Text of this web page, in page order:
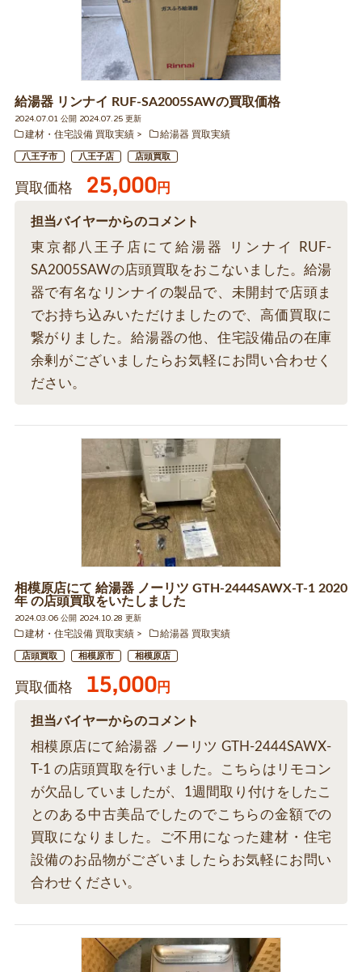
給湯器 リンナイ RUF-SA2005SAWの買取価格
2024.07.01 公開 2024.07.25 更新
建材・住宅設備 買取実績
給湯器 買取実績
八王子市 八王子店 店頭買取
買取価格 25,000円
担当バイヤーからのコメント
東京都八王子店にて給湯器 リンナイ RUF-
SA2005SAWの店頭買取をおこないました。給湯
器で有名なリンナイの製品で、未開封で店頭ま
でお持ち込みいただけましたので、高価買取に
繋がりました。給湯器の他、住宅設備品の在庫
余剰がございましたらお気軽にお問い合わせく
ださい。
相模原店にて 給湯器 ノーリツ GTH-2444SAWX-T-1 2020
年 の店頭買取をいたしました
2024.03.06 公開 2024.10.28 更新
建材・住宅設備 買取実績
給湯器 買取実績
店頭買取 相模原市 相模原店
買取価格 15,000円
担当バイヤーからのコメント
相模原店にて給湯器 ノーリツ GTH-2444SAWX-
T-1 の店頭買取を行いました。こちらはリモコン
が欠品していましたが、1週間取り付けをしたこ
とのある中古美品でしたのでこちらの金額での
買取になりました。ご不用になった建材・住宅
設備のお品物がございましたらお気軽にお問い
合わせください。